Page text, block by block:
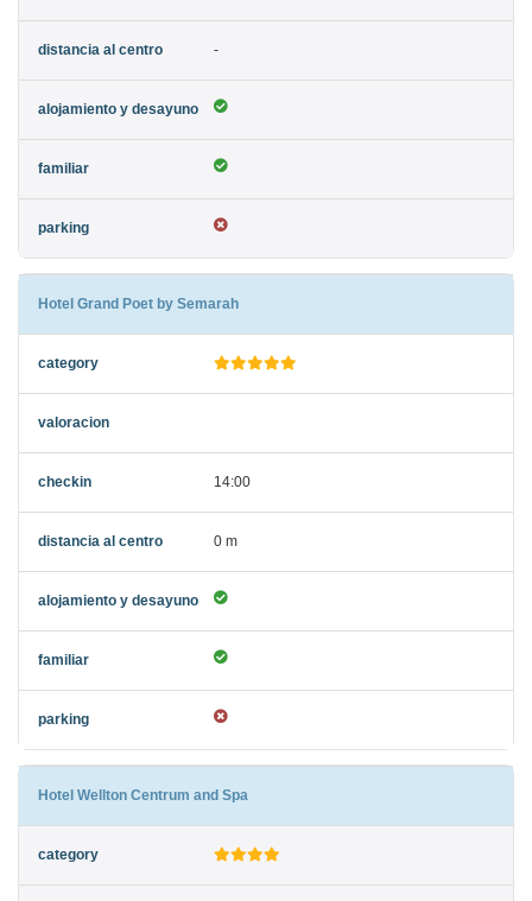
-
Hotel Grand Poet by Semarah
14:00
0 m
Hotel Wellton Centrum and Spa